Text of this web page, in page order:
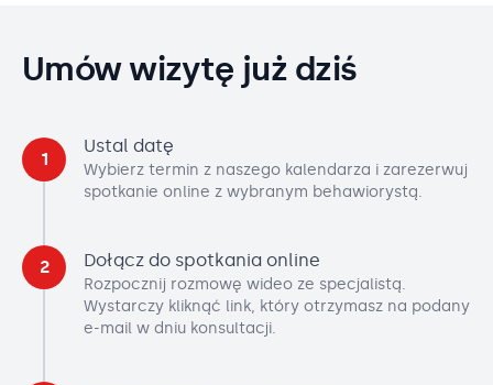
Umów wizytę już dziś
1
Ustal datę
Wybierz termin z naszego kalendarza i zarezerwuj
spotkanie online z wybranym behawiorystą.
2 Dołącz do spotkania online
Rozpocznij rozmowę wideo ze specjalistą.
Wystarczy kliknąć link, który otrzymasz na podany
e-mail w dniu konsultacji.